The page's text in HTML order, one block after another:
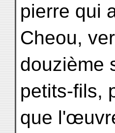
pierre qui
Cheou,
douzième
petits-fils,
que